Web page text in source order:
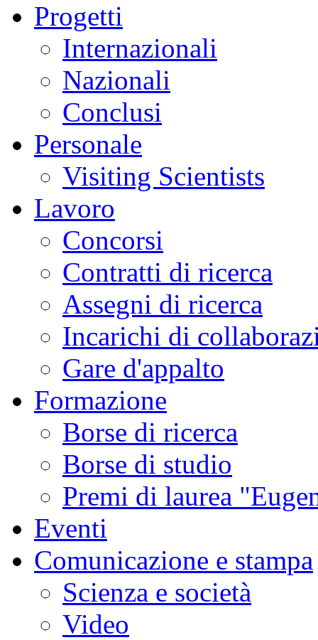
Progetti
Internazionali
Nazionali
Conclusi
Personale
Visiting Scientists
Lavoro
Concorsi
Contratti di ricerca
Assegni di ricerca
Incarichi di
Gare d'appalto
Formazione
Borse di ricerca
Borse di studio
Premi di laurea
Eventi
Comunicazione e stampa
Scienza e società
Video